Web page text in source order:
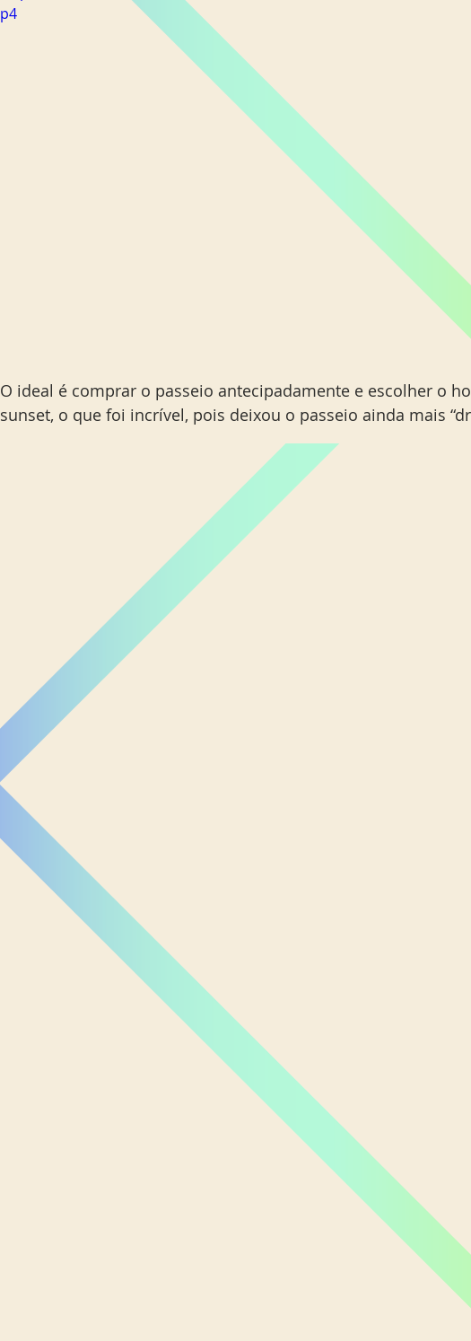
p4
O ideal é comprar o passeio antecipadamente e escolher o
sunset, o que foi incrível, pois deixou o passeio ainda mais